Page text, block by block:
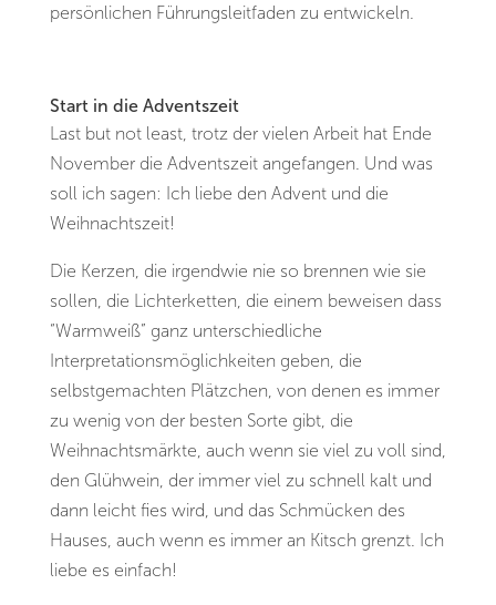
persönlichen Führungsleitfaden zu entwickeln.
Start in die Adventszeit
Last but not least, trotz der vielen Arbeit hat Ende
November die Adventszeit angefangen. Und was
soll ich sagen: Ich liebe den Advent und die
Weihnachtszeit!
Die Kerzen, die irgendwie nie so brennen wie sie
sollen, die Lichterketten, die einem beweisen dass
“Warmweiß” ganz unterschiedliche
Interpretationsmöglichkeiten geben, die
selbstgemachten Plätzchen, von denen es immer
zu wenig von der besten Sorte gibt, die
Weihnachtsmärkte, auch wenn sie viel zu voll sind,
den Glühwein, der immer viel zu schnell kalt und
dann leicht fies wird, und das Schmücken des
Hauses, auch wenn es immer an Kitsch grenzt. Ich
liebe es einfach!